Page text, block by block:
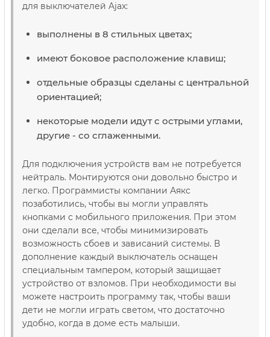
для выключателей Ajax:
выполнены в 8 стильных цветах;
имеют боковое расположение клавиш;
отдельные образцы сделаны с центральной
ориентацией;
некоторые модели идут с острыми углами,
другие - со сглаженными.
Для подключения устройств вам не потребуется
нейтраль. Монтируются они довольно быстро и
легко. Программисты компании Аякс
позаботились, чтобы вы могли управлять
кнопками с мобильного приложения. При этом
они сделали все, чтобы минимизировать
возможность сбоев и зависаний системы. В
дополнение каждый выключатель оснащен
специальным тампером, который защищает
устройство от взломов. При необходимости вы
можете настроить программу так, чтобы ваши
дети не могли играть светом, что достаточно
удобно, когда в доме есть малыши.